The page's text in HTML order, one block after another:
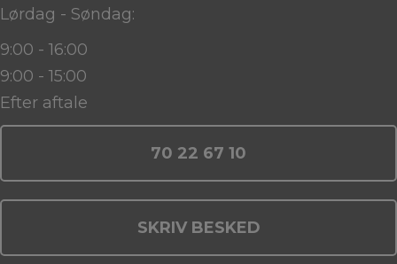
Lørdag - Søndag:
9:00 - 16:00
9:00 - 15:00
Efter aftale
70 22 67 10
SKRIV BESKED